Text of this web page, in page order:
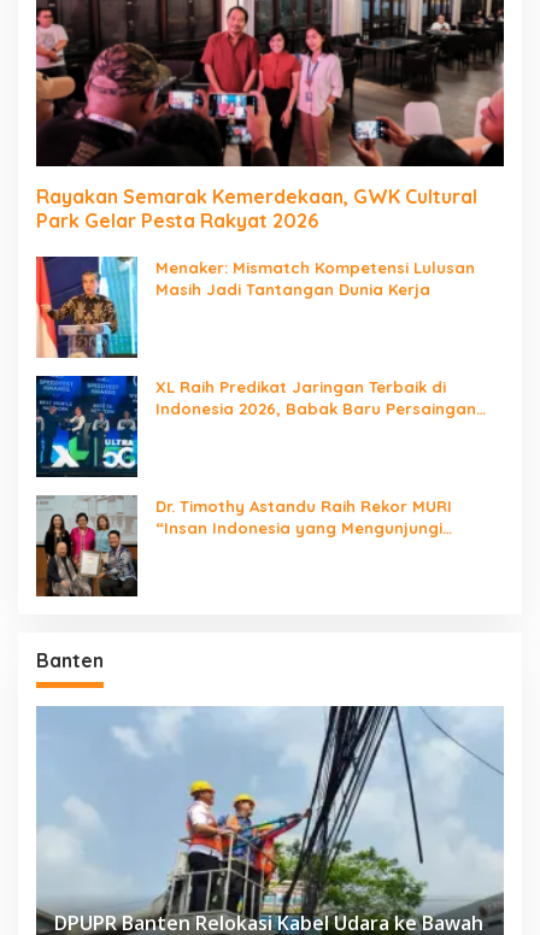
Rayakan Semarak Kemerdekaan, GWK Cultural
Park Gelar Pesta Rakyat 2026
Menaker: Mismatch Kompetensi Lulusan
Masih Jadi Tantangan Dunia Kerja
XL Raih Predikat Jaringan Terbaik di
Indonesia 2026, Babak Baru Persaingan
Dr. Timothy Astandu Raih Rekor MURI
“Insan Indonesia yang Mengunjungi
Banten
DPUPR Banten Relokasi Kabel Udara ke Bawah